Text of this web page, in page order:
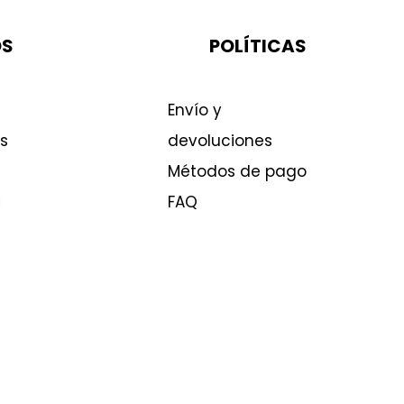
POLÍTICAS
Envío y
devoluciones
Métodos de pago
FAQ